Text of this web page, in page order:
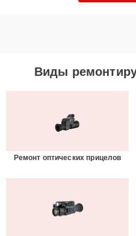
Виды
Ремонт оптических прицелов